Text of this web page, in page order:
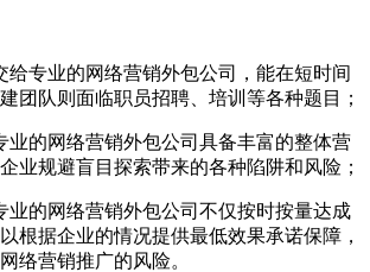
给专业的网络营销外包公司，能在短时间
团队则面临职员招聘、培训等各种题目；
业的网络营销外包公司具备丰富的整体营
业规避盲目探索带来的各种陷阱和风险；
业的网络营销外包公司不仅按时按量达成
根据企业的情况提供最低效果承诺保障，
络营销推广的风险。